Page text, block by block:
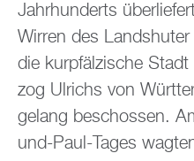
Jahr­hun­derts
Wir­ren des
die kur­pfäl­zi­sche
zog Ul­richs von
ge­lang be­schos­sen.
und-Paul-Tages